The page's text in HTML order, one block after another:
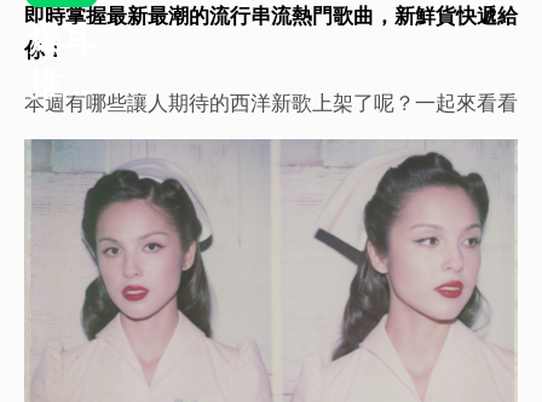
爆耳
推薦
｜
「追
夢少
女」
Olivi
a Ro
即時掌握最新最潮的流行串流熱門歌曲，新鮮貨快遞給
你！
本週有哪些讓人期待的西洋新歌上架了呢？一起來看看